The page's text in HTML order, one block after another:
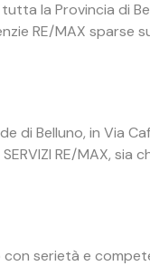
tutta la Provincia di
RE/MAX
di Belluno, in Via
RE/MAX,
serietà e